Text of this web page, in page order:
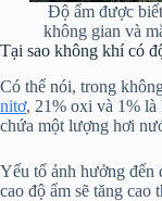
Độ ẩm được
không gian và
Tại sao không khí có
Có thể nói, trong
nitơ, 21% oxi và 1%
chứa một lượng hơi
Yếu tố ảnh hưởng
cao độ ẩm sẽ tăng cao